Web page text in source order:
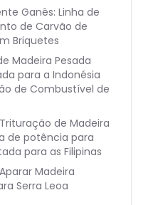
Ganês: Linha de
de Carvão de
Briquetes
Madeira Pesada
para a Indonésia
de Combustível de
de Madeira
de potência para
para as Filipinas
Madeira
Serra Leoa